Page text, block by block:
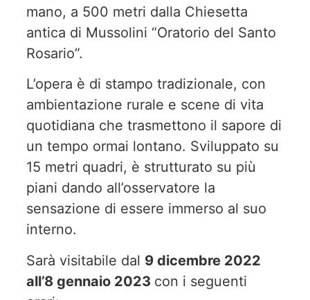
mano, a 500 metri dalla Chiesetta
antica di Mussolini “Oratorio del Santo
Rosario”.
L’opera è di stampo tradizionale, con
ambientazione rurale e scene di vita
quotidiana che trasmettono il sapore di
un tempo ormai lontano. Sviluppato su
15 metri quadri, è strutturato su più
piani dando all’osservatore la
sensazione di essere immerso al suo
interno.
Sarà visitabile dal 9 dicembre 2022
all’8 gennaio 2023 con i seguenti